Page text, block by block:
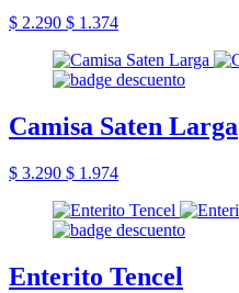
$ 2.290 $ 1.374
Camisa Saten Larga
$ 3.290 $ 1.974
Enterito Tencel